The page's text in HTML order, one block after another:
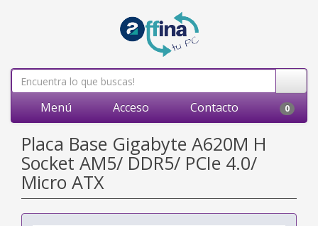
Menú Acceso Contacto 0
Placa Base Gigabyte A620M H
Socket AM5/ DDR5/ PCIe 4.0/
Micro ATX